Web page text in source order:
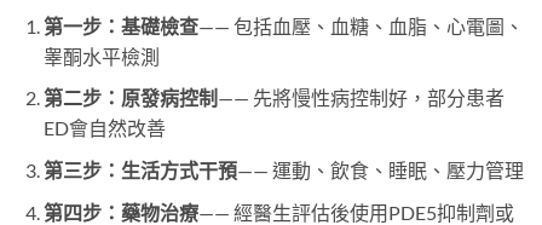
第一步：基礎檢查—— 包括血壓、血糖、血脂、心電圖、
睾酮水平檢測
第二步：原發病控制 —— 先將慢性病控制好，部分患者
ED會自然改善
第三步：生活方式干預—— 運動、飲食、睡眠、壓力管理
第四步：藥物治療—— 經醫生評估後使用PDE5抑制劑或